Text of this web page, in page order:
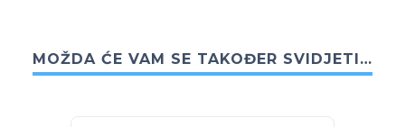
MOŽDA ĆE VAM SE TAKOĐER SVIDJETI…